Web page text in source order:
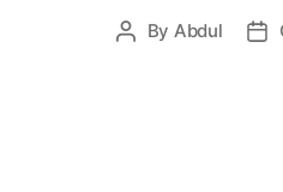
Post
By Abdul